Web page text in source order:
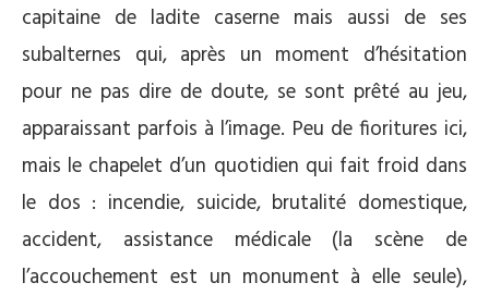
capitaine de ladite caserne mais aussi de ses
subalternes qui, après un moment d’hésitation
pour ne pas dire de doute, se sont prêté au jeu,
apparaissant parfois à l’image. Peu de fioritures ici,
mais le chapelet d’un quotidien qui fait froid dans
le dos : incendie, suicide, brutalité domestique,
accident, assistance médicale (la scène de
l’accouchement est un monument à elle seule),